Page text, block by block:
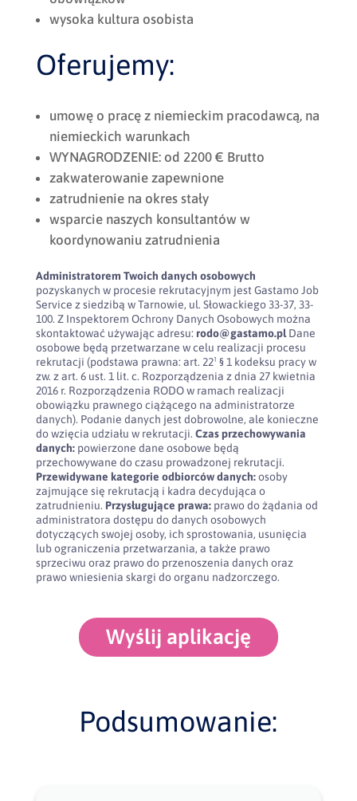
wysoka kultura osobista
Oferujemy:
umowę o pracę z niemieckim pracodawcą, na
niemieckich warunkach
WYNAGRODZENIE: od 2200 € Brutto
zakwaterowanie zapewnione
zatrudnienie na okres stały
wsparcie naszych konsultantów w
koordynowaniu zatrudnienia
Administratorem Twoich danych osobowych
pozyskanych w procesie rekrutacyjnym jest Gastamo Job
Service z siedzibą w Tarnowie, ul. Słowackiego 33-37, 33-
100. Z Inspektorem Ochrony Danych Osobowych można
skontaktować używając adresu: rodo@gastamo.plDane
osobowe będą przetwarzane w celu realizacji procesu
rekrutacji (podstawa prawna: art. 22¹ § 1 kodeksu pracy w
zw. z art. 6 ust. 1 lit. c. Rozporządzenia z dnia 27 kwietnia
2016 r. Rozporządzenia RODO w ramach realizacji
obowiązku prawnego ciążącego na administratorze
danych). Podanie danych jest dobrowolne, ale konieczne
do wzięcia udziału w rekrutacji. Czas przechowywania
danych:powierzone dane osobowe będą
przechowywane do czasu prowadzonej rekrutacji.
Przewidywane kategorie odbiorców danych:osoby
zajmujące się rekrutacją i kadra decydująca o
zatrudnieniu. Przysługujące prawa:prawo do żądania od
administratora dostępu do danych osobowych
dotyczących swojej osoby, ich sprostowania, usunięcia
lub ograniczenia przetwarzania, a także prawo
sprzeciwu oraz prawo do przenoszenia danych oraz
prawo wniesienia skargi do organu nadzorczego.
Wyślij aplikację
Podsumowanie: